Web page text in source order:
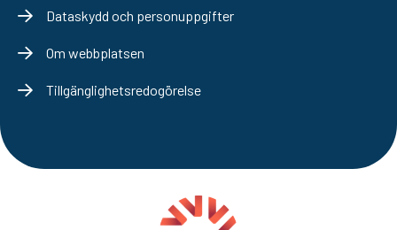
Dataskydd och personuppgifter
Om webbplatsen
Tillgänglighetsredogörelse